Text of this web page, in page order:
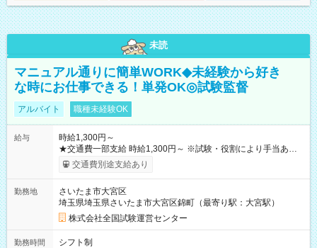
未読
マニュアル通りに簡単WORK◆未経験から好き
な時にお仕事できる！単発OK◎試験監督
アルバイト 職種未経験OK
給与
時給1,300円～
★交通費一部支給 時給1,300円～ ※試験・役割により手当あり
※勤務回数により昇給あり 【即給（前払い）オプションあ
り！】 希望される場合、勤務から1週間ほどで給与の一部を受け
例】 ・河合塾模擬試験 8:30～17:30（休憩1時間） 時給1,300円
×8時間＝日収10,400円＋交通費 ※当日の役割により時給＋100
円の場合あり ・国家試験 7:00～13:30（休憩なし） 時給1,300
円（役割手当＋100円）×6時間＝日収8,400円＋交通費 【試用期
間】試用期間なし
交通費別途支給あり
勤務地
さいたま市大宮区
埼玉県埼玉県さいたま市大宮区錦町（最寄り駅：大宮駅）
株式会社全国試験運営センター
勤務時間
シフト制